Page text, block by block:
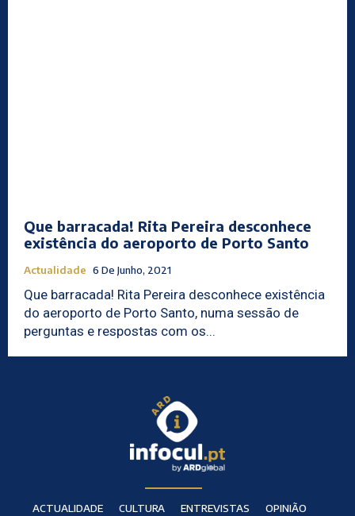
Que barracada! Rita Pereira desconhece
existência do aeroporto de Porto Santo
Actualidade 6 De Junho, 2021
Que barracada! Rita Pereira desconhece existência
do aeroporto de Porto Santo, numa sessão de
perguntas e respostas com os...
ACTUALIDADE CULTURA ENTREVISTAS
OPINIÃO